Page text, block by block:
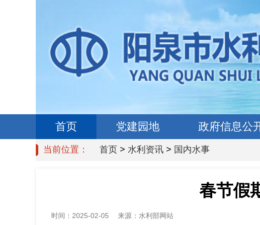
首页 党建园地 政府信息公
当前位置： 首页 > 水利资讯 > 国内水事
春节假
时间： 2025-02-05 来源： 水利部网站